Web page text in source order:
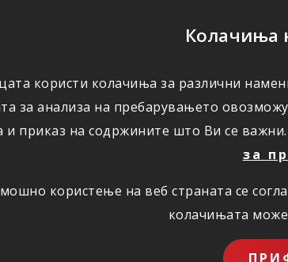
Колачиња
користи колачиња за различни
за анализа на пребарувањето
и приказ на содржините што Ви се
за
користење на веб страната се
колачињата
ШТЕТИ ПОВОЛНОСТИ